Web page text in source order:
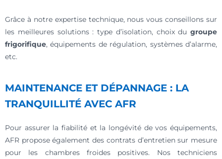
Grâce à notre expertise technique, nous vous conseillons sur
les meilleures solutions : type d’isolation, choix du groupe
frigorifique, équipements de régulation, systèmes d’alarme,
etc.
MAINTENANCE ET DÉPANNAGE : LA
TRANQUILLITÉ AVEC AFR
Pour assurer la fiabilité et la longévité de vos équipements,
AFR propose également des contrats d’entretien sur mesure
pour les chambres froides positives. Nos techniciens